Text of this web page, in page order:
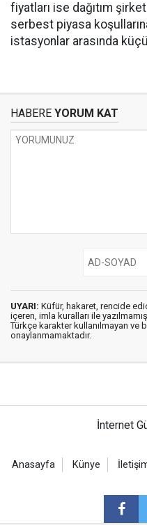
fiyatları ise dağıtım
serbest piyasa
istasyonlar arasında
HABERE YORUM KAT
UYARI: Küfür, hakaret, rencide
içeren, imla kuralları ile
Türkçe karakter kullanılmayan ve
onaylanmamaktadır.
İnternet
Anasayfa Künye